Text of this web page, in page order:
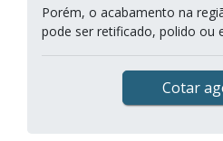
Porém, o acabamento na
pode ser retificado, polido ou
Cotar